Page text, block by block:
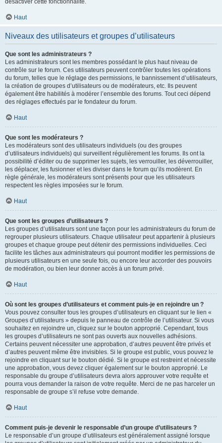
désactiver cette fonctionnalité.
Haut
Niveaux des utilisateurs et groupes d’utilisateurs
Que sont les administrateurs ?
Les administrateurs sont les membres possédant le plus haut niveau de
contrôle sur le forum. Ces utilisateurs peuvent contrôler toutes les opérations
du forum, telles que le réglage des permissions, le bannissement d’utilisateurs,
la création de groupes d’utilisateurs ou de modérateurs, etc. Ils peuvent
également être habilités à modérer l’ensemble des forums. Tout ceci dépend
des réglages effectués par le fondateur du forum.
Haut
Que sont les modérateurs ?
Les modérateurs sont des utilisateurs individuels (ou des groupes
d’utilisateurs individuels) qui surveillent régulièrement les forums. Ils ont la
possibilité d’éditer ou de supprimer les sujets, les verrouiller, les déverrouiller,
les déplacer, les fusionner et les diviser dans le forum qu’ils modèrent. En
règle générale, les modérateurs sont présents pour que les utilisateurs
respectent les règles imposées sur le forum.
Haut
Que sont les groupes d’utilisateurs ?
Les groupes d’utilisateurs sont une façon pour les administrateurs du forum de
regrouper plusieurs utilisateurs. Chaque utilisateur peut appartenir à plusieurs
groupes et chaque groupe peut détenir des permissions individuelles. Ceci
facilite les tâches aux administrateurs qui pourront modifier les permissions de
plusieurs utilisateurs en une seule fois, ou encore leur accorder des pouvoirs
de modération, ou bien leur donner accès à un forum privé.
Haut
Où sont les groupes d’utilisateurs et comment puis-je en rejoindre un ?
Vous pouvez consulter tous les groupes d’utilisateurs en cliquant sur le lien «
Groupes d’utilisateurs » depuis le panneau de contrôle de l’utilisateur. Si vous
souhaitez en rejoindre un, cliquez sur le bouton approprié. Cependant, tous
les groupes d’utilisateurs ne sont pas ouverts aux nouvelles adhésions.
Certains peuvent nécessiter une approbation, d’autres peuvent être privés et
d’autres peuvent même être invisibles. Si le groupe est public, vous pouvez le
rejoindre en cliquant sur le bouton dédié. Si le groupe est restreint et nécessite
une approbation, vous devez cliquer également sur le bouton approprié. Le
responsable du groupe d’utilisateurs devra alors approuver votre requête et
pourra vous demander la raison de votre requête. Merci de ne pas harceler un
responsable de groupe s’il refuse votre demande.
Haut
Comment puis-je devenir le responsable d’un groupe d’utilisateurs ?
Le responsable d’un groupe d’utilisateurs est généralement assigné lorsque